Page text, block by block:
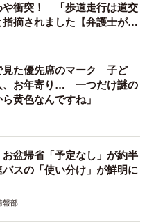
ころで、レンくんは？
でゆっくりしていまし
席”を譲るなんて、お兄ち
や衝突！ 「歩道走行は道交
摘されました【弁護士が解
見た優先席のマーク 子ど
、お年寄り… 一つだけ謎の
黄色なんですね」
お盆帰省「予定なし」が約半
スの「使い分け」が鮮明に
報部